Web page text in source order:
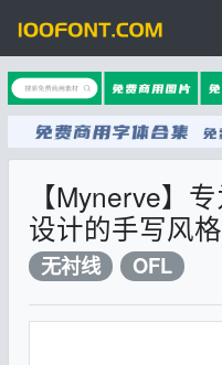
【Mynerve】
设计的手写风
无衬线
OFL